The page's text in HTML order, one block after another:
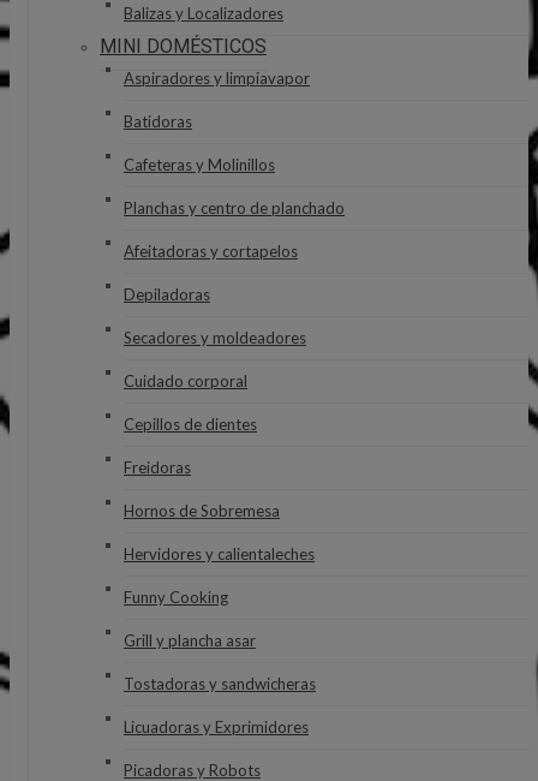
Balizas y Localizadores
MINI DOMÉSTICOS
Aspiradores y limpiavapor
Batidoras
Cafeteras y Molinillos
Planchas y centro de planchado
Afeitadoras y cortapelos
Depiladoras
Secadores y moldeadores
Cuidado corporal
Cepillos de dientes
Freidoras
Hornos de Sobremesa
Hervidores y calientaleches
Funny Cooking
Grill y plancha asar
Tostadoras y sandwicheras
Licuadoras y Exprimidores
Picadoras y Robots